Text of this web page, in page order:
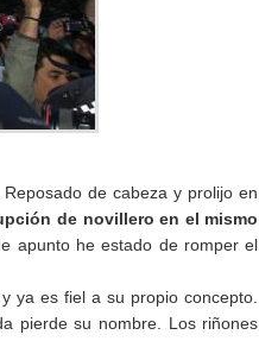
de cabeza y prolijo en
de novillero en el mismo
apunto he estado de romper el
ya es fiel a su propio concepto.
pierde su nombre. Los riñones